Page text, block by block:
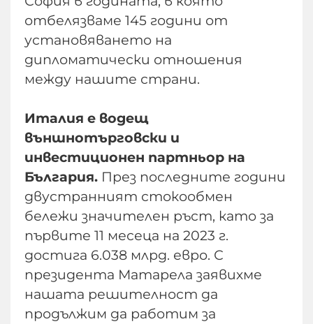
отбелязваме 145 години от
установяването на
дипломатически отношения
между нашите страни.
Италия е водещ
външнотърговски и
инвестиционен партньор на
България. През последните години
двустранният стокообмен
бележи значителен ръст, като за
първите 11 месеца на 2023 г.
достига 6.038 млрд. евро. С
президента Матарела заявихме
нашата решителност да
продължим да работим за